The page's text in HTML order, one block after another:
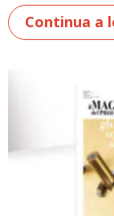
Continua a